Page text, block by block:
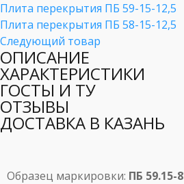
Плита перекрытия ПБ 59-15-12,5
Плита перекрытия ПБ 58-15-12,5
Следующий товар
ОПИСАНИЕ
ХАРАКТЕРИСТИКИ
ГОСТЫ И ТУ
ОТЗЫВЫ
ДОСТАВКА В КАЗАНЬ
Образец маркировки: ПБ 59.15-8